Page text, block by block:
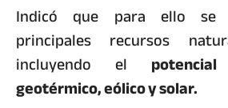
Indicó que para ello se
principales recursos
incluyendo el
geotérmico, eólico y solar.